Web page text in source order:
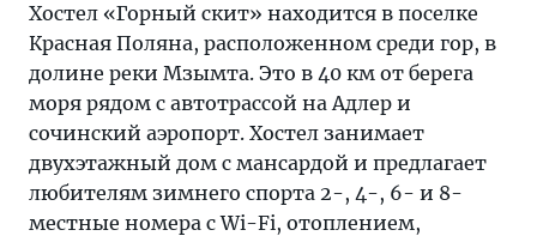
Хостел «Горный скит» находится в поселке
Красная Поляна, расположенном среди гор, в
долине реки Мзымта. Это в 40 км от берега
моря рядом с автотрассой на Адлер и
сочинский аэропорт. Хостел занимает
двухэтажный дом с мансардой и предлагает
любителям зимнего спорта 2-, 4-, 6- и 8-
местные номера с Wi-Fi, отоплением,